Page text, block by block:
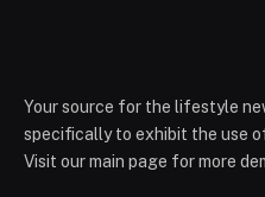
Your source for the lifestyle
specifically to exhibit the use
Visit our main page for more